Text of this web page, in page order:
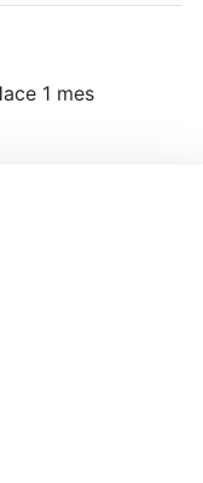
1 mes